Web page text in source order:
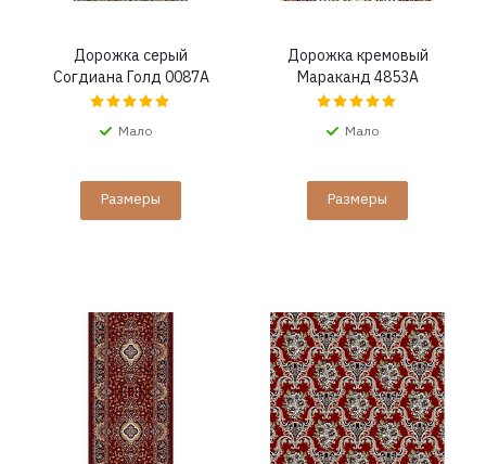
Дорожка серый
Согдиана Голд 0087A
Мало
Размеры
Дорожка кремовый
Мараканд 4853A
Мало
Размеры